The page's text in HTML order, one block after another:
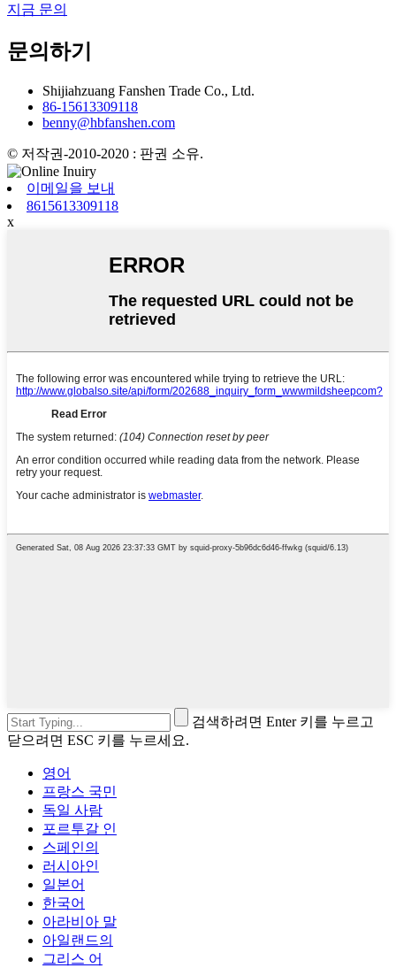
지금 문의
문의하기
Shijiahzuang Fanshen Trade Co., Ltd.
86-15613309118
benny@hbfanshen.com
© 저작권-2010-2020 : 판권 소유.
이메일을 보내
8615613309118
x
검색하려면 Enter 키를 누르고
닫으려면 ESC 키를 누르세요.
영어
프랑스 국민
독일 사람
포르투갈 인
스페인의
러시아인
일본어
한국어
아라비아 말
아일랜드의
그리스 어